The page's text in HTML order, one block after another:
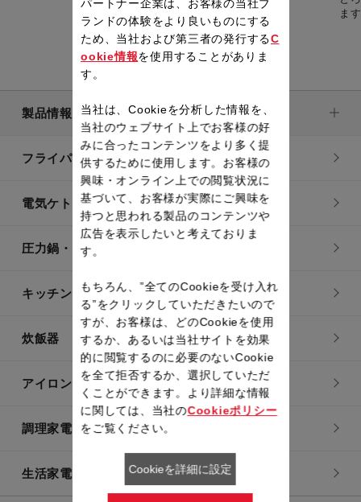
製品情報
フライパン・鍋
電気ケトル
圧力鍋・電気圧力鍋
キッチン用品
炊飯器
アイロン・衣類スチーマー
調理家電
生活家電
パートナー企業は、お客様の当社ブ
ランドの体験をより良いものにする
ため、当社および第三者の発行するC
ookie情報を使用することがありま
す。
当社は、Cookieを分析した情報を、
当社のウェブサイト上でお客様の好
みに合ったコンテンツをより多く提
供するために使用します。お客様の
興味・オンライン上での閲覧状況に
基づいて、お客様が実際にご興味を
持つと思われる製品のコンテンツや
広告を表示したいと考えておりま
す。
もちろん、”全てのCookieを受け入れ
る”をクリックしていただきたいので
すが、お客様は、どのCookieを使用
するか、あるいは当社サイトを効果
的に閲覧するのに必要のないCookie
を全て拒否するか、選択していただ
くことができます。より詳細な情報
に関しては、当社のCookieポリシー
をご覧ください。
Cookieを詳細に設定